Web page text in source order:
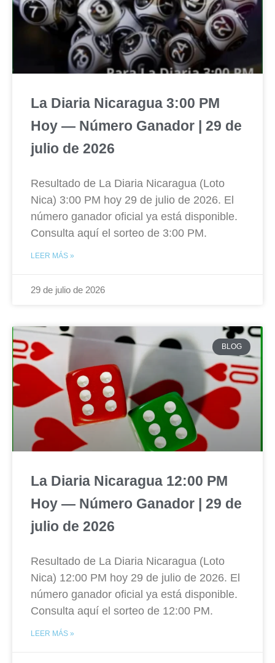
La Diaria Nicaragua 3:00 PM
Hoy — Número Ganador | 29 de
julio de 2026
Resultado de La Diaria Nicaragua (Loto
Nica) 3:00 PM hoy 29 de julio de 2026. El
número ganador oficial ya está disponible.
Consulta aquí el sorteo de 3:00 PM.
LEER MÁS »
29 de julio de 2026
BLOG
La Diaria Nicaragua 12:00 PM
Hoy — Número Ganador | 29 de
julio de 2026
Resultado de La Diaria Nicaragua (Loto
Nica) 12:00 PM hoy 29 de julio de 2026. El
número ganador oficial ya está disponible.
Consulta aquí el sorteo de 12:00 PM.
LEER MÁS »